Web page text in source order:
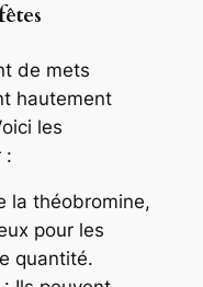
de mets
hautement
les
:
la théobromine,
pour les
quantité.